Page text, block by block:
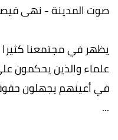
صوت المدينة - نهى
يظهر في مجتمعنا
علماء والذين يحكمون
في أعينهم يجهلون
...